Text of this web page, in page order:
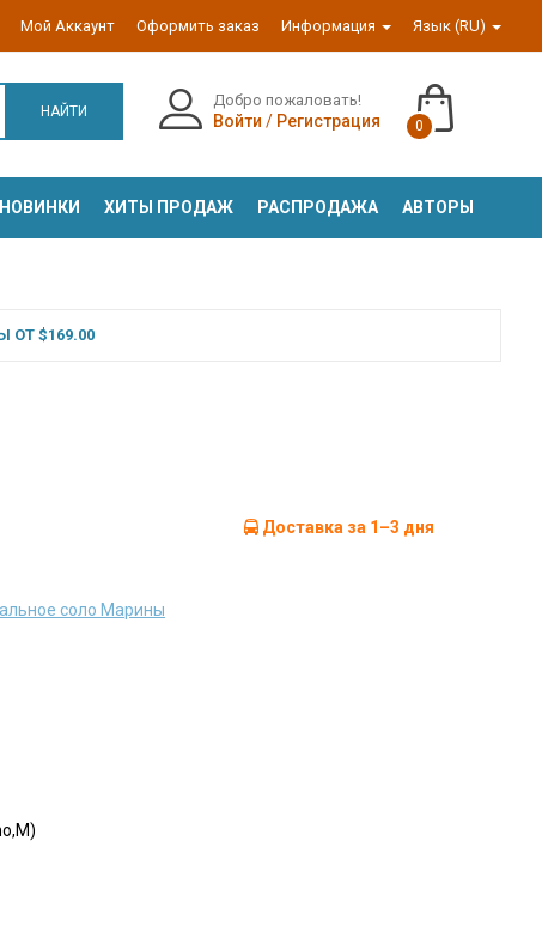
Мой Аккаунт Оформить заказ Информация Язык (RU)
НАЙТИ
Добро пожаловать!
Войти / Регистрация 0
НОВИНКИ ХИТЫ ПРОДАЖ РАСПРОДАЖА АВТОРЫ
$169.00
соло Марины
Доставка за 1–3 дня